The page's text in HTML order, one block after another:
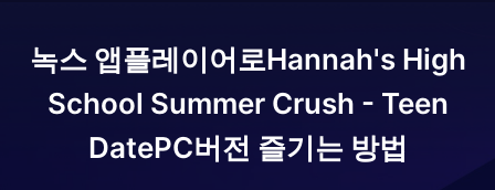
녹스 앱플레이어로Hannah's High
School Summer Crush - Teen
DatePC버전 즐기는 방법